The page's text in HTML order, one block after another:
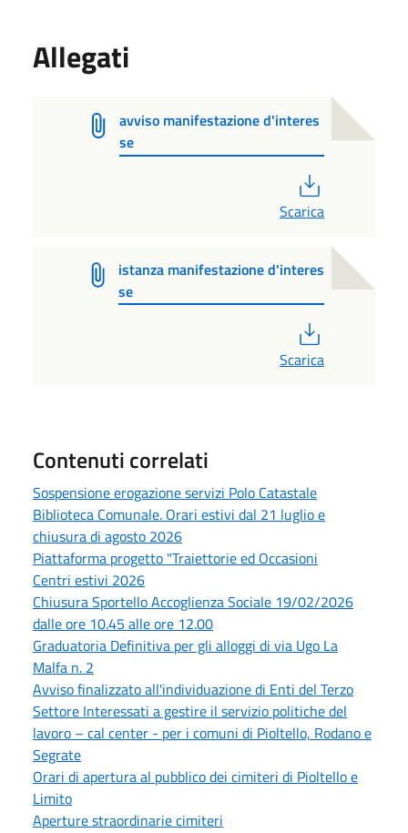
Allegati
avviso manifestazione d'interes
se
Scarica
istanza manifestazione d'interes
se
Scarica
Contenuti correlati
Sospensione erogazione servizi Polo Catastale
Biblioteca Comunale. Orari estivi dal 21 luglio e
chiusura di agosto 2026
Piattaforma progetto "Traiettorie ed Occasioni
Centri estivi 2026
Chiusura Sportello Accoglienza Sociale 19/02/2026
dalle ore 10.45 alle ore 12.00
Graduatoria Definitiva per gli alloggi di via Ugo La
Malfa n. 2
Avviso finalizzato all'individuazione di Enti del Terzo
Settore Interessati a gestire il servizio politiche del
lavoro – cal center - per i comuni di Pioltello, Rodano e
Segrate
Orari di apertura al pubblico dei cimiteri di Pioltello e
Limito
Aperture straordinarie cimiteri